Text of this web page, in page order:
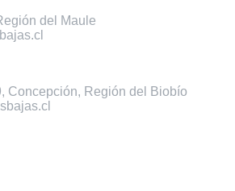
del Maule
Concepción, Región del Biobío